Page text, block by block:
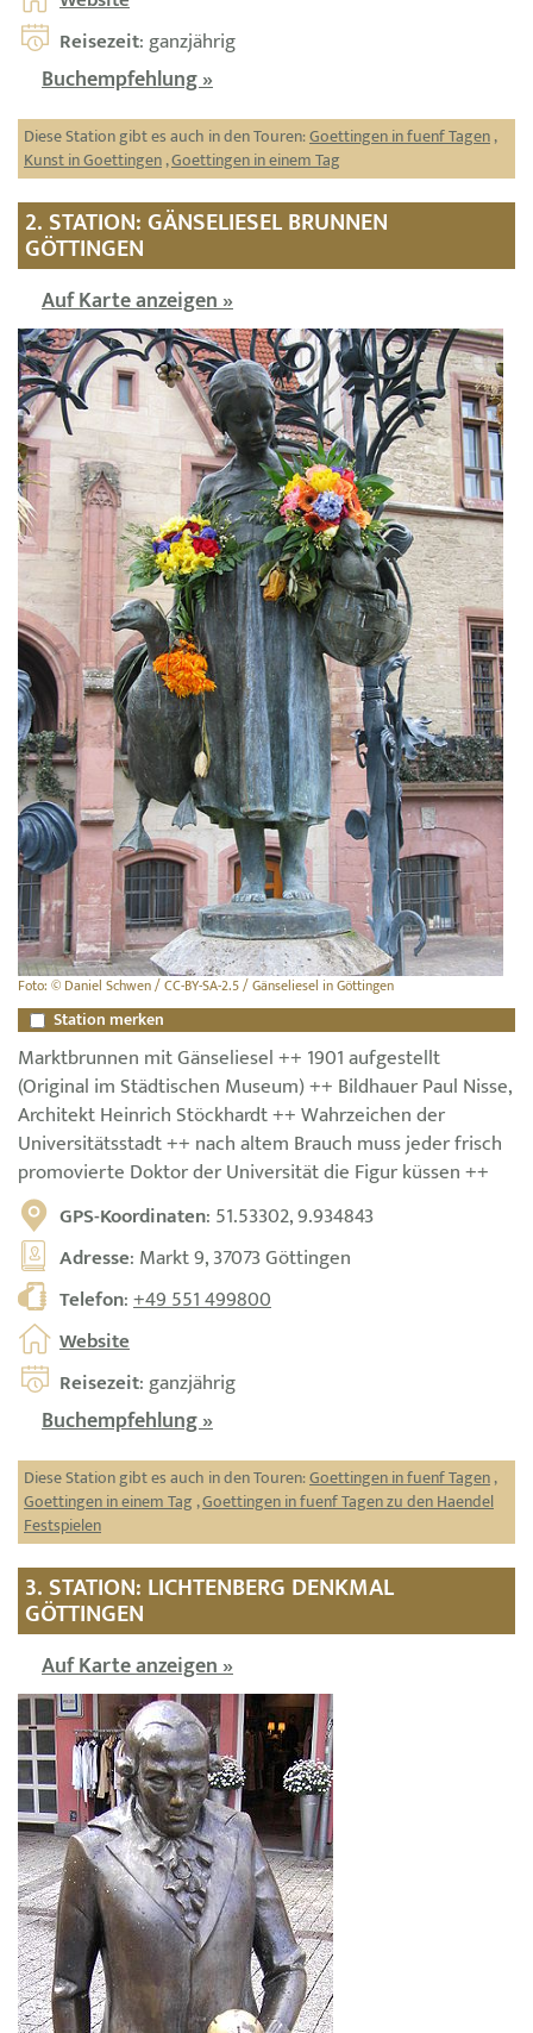
Reisezeit: ganzjährig
Buchempfehlung »
Diese Station gibt es auch in den Touren:Goettingen in fuenf Tagen,
Kunst in Goettingen,Goettingen in einem Tag
2. STATION: GÄNSELIESEL BRUNNEN
GÖTTINGEN
Auf Karte anzeigen »
Foto: © Daniel Schwen / CC-BY-SA-2.5 / Gänseliesel in Göttingen
Station merken
Marktbrunnen mit Gänseliesel ++ 1901 aufgestellt
(Original im Städtischen Museum) ++ Bildhauer Paul Nisse,
Architekt Heinrich Stöckhardt ++ Wahrzeichen der
Universitätsstadt ++ nach altem Brauch muss jeder frisch
promovierte Doktor der Universität die Figur küssen ++
GPS-Koordinaten: 51.53302, 9.934843
Adresse: Markt 9, 37073 Göttingen
Telefon:+49 551 499800
Website
Reisezeit: ganzjährig
Buchempfehlung »
Diese Station gibt es auch in den Touren:Goettingen in fuenf Tagen,
Goettingen in einem Tag ,Goettingen in fuenf Tagen zu den Haendel
Festspielen
3. STATION: LICHTENBERG DENKMAL
GÖTTINGEN
Auf Karte anzeigen »